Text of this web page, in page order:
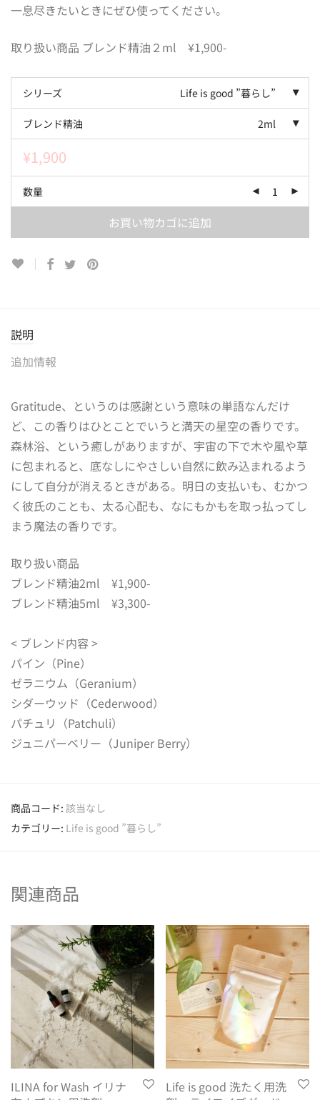
一息尽きたいときにぜひ使ってください。
取り扱い商品 ブレンド精油２ml ¥1,900-
シリーズ Life is good ”暮らし”
ブレンド精油 2ml
¥1,900
数量
お買い物カゴに追加
説明
追加情報
Gratitude、というのは感謝という意味の単語なんだけ
ど、この香りはひとことでいうと満天の星空の香りです。
森林浴、という癒しがありますが、宇宙の下で木や風や草
に包まれると、底なしにやさしい自然に飲み込まれるよう
にして自分が消えるときがある。明日の支払いも、むかつ
く彼氏のことも、太る心配も、なにもかもを取っ払ってし
まう魔法の香りです。
取り扱い商品
ブレンド精油2ml ¥1,900-
ブレンド精油5ml ¥3,300-
< ブレンド内容 >
パイン（Pine）
ゼラニウム（Geranium）
シダーウッド（Cederwood）
パチュリ（Patchuli）
ジュニパーベリー（Juniper Berry）
商品コード: 該当なし
カテゴリー: Life is good ”暮らし”
関連商品
ILINA for Wash イリナ
Life is good 洗たく用洗